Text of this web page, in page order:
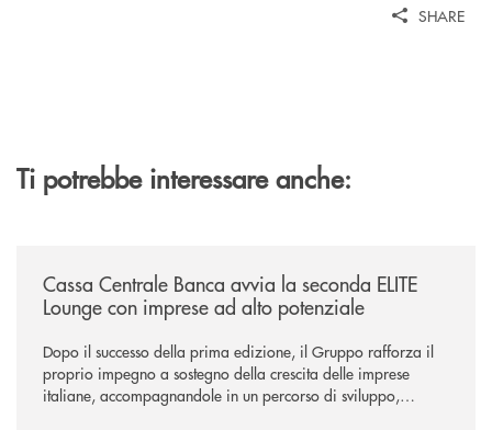
SHARE
Ti potrebbe interessare anche:
Cassa Centrale Banca avvia la seconda ELITE
Lounge con imprese ad alto potenziale
Dopo il successo della prima edizione, il Gruppo rafforza il
proprio impegno a sostegno della crescita delle imprese
italiane, accompagnandole in un percorso di sviluppo,